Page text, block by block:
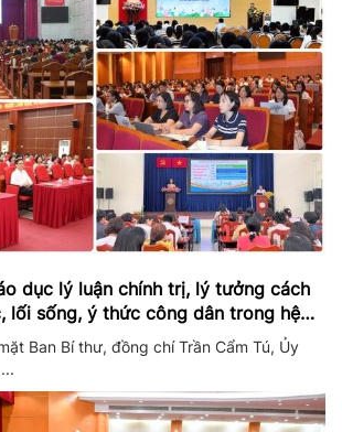
dục lý luận chính trị, lý tưởng cách
lối sống, ý thức công dân trong hệ
quốc dân
Ban Bí thư, đồng chí Trần Cẩm Tú, Ủy